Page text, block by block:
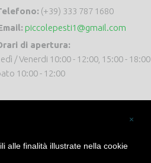
(+39) 333 787 1680
piccolepesti1@gmail.com
di apertura:
/ Venerdi 10:00 - 12:00, 15:00 - 18:00
10:00 - 12:00
×
alle finalità illustrate nella cookie